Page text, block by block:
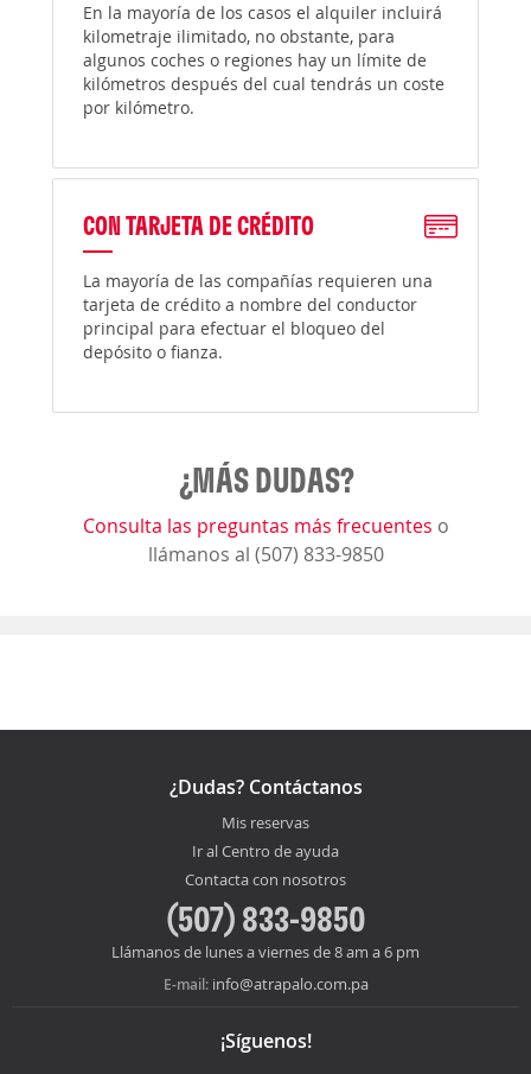
En la mayoría de los casos el alquiler incluirá
kilometraje ilimitado, no obstante, para
algunos coches o regiones hay un límite de
kilómetros después del cual tendrás un coste
por kilómetro.
CON TARJETA DE CRÉDITO
La mayoría de las compañías requieren una
tarjeta de crédito a nombre del conductor
principal para efectuar el bloqueo del
depósito o fianza.
¿MÁS DUDAS?
Consulta las preguntas más frecuentes o
llámanos al (507) 833-9850
¿Dudas? Contáctanos
Mis reservas
Ir al Centro de ayuda
Contacta con nosotros
(507) 833-9850
Llámanos de lunes a viernes de 8 am a 6 pm
E-mail: info@atrapalo.com.pa
¡Síguenos!